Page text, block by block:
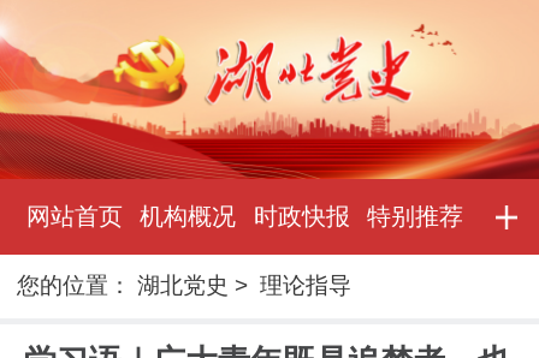
网站首页 机构概况 时政快报 特别推荐
您的位置：湖北党史 >理论指导